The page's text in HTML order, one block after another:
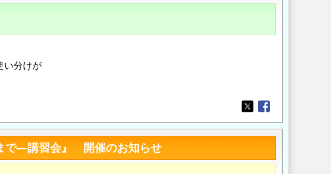
い分けが
Opens in a new
Opens in a new
で―講習会』 開催のお知らせ